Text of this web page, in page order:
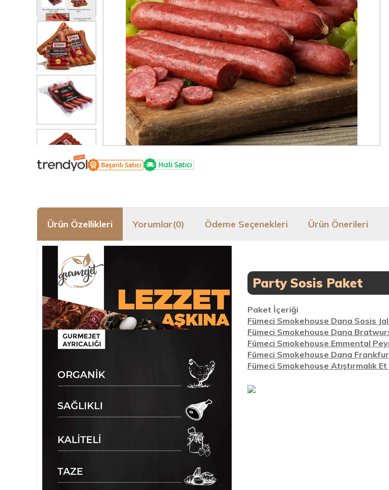
Ürün Özellikleri Yorumlar(0) Ödeme Seçenekleri Ürün Önerileri
Party Sosis Paket
Paket İçeriği
Fümeci Smokehouse Dana Sosis
Fümeci Smokehouse Dana
Fümeci Smokehouse Emmental
Fümeci Smokehouse Dana
Fümeci Smokehouse Atıştırmalık